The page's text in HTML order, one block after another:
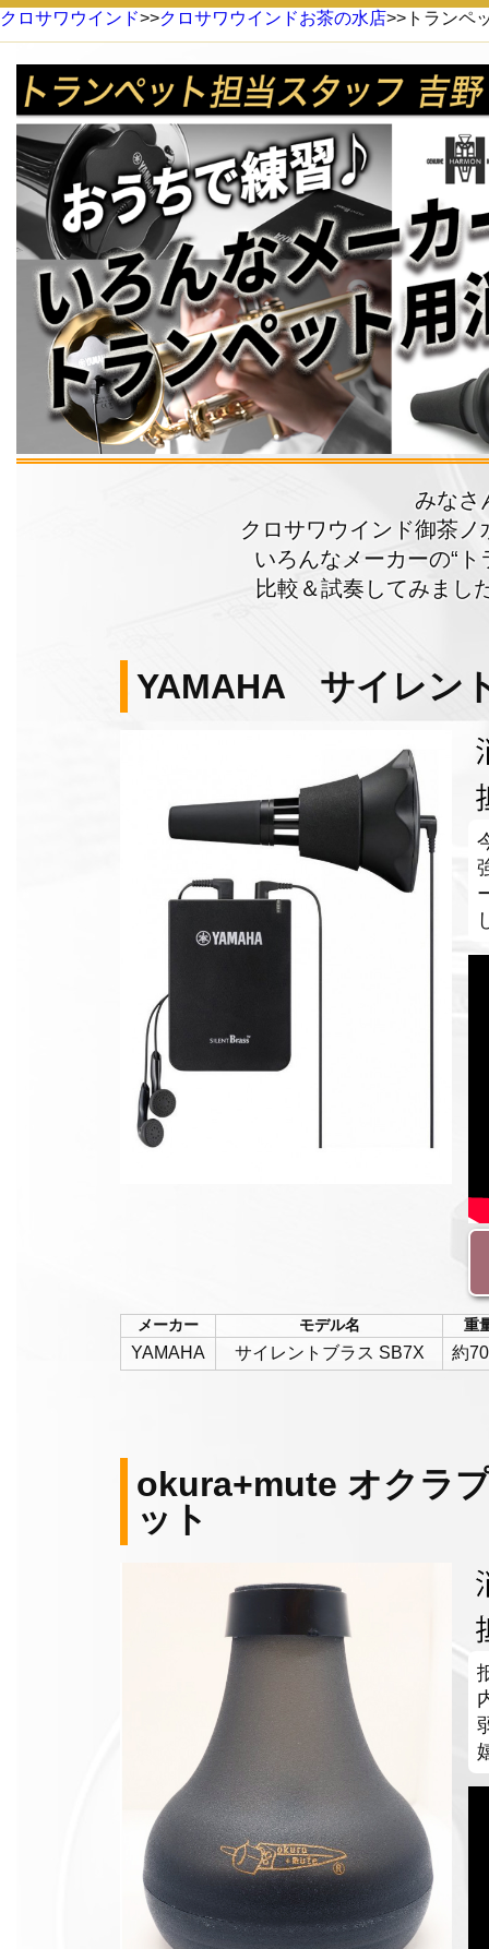
クロサワウインド>>クロサワウインドお茶の水店>>トランペ
みなさ
クロサワウインド御茶
いろんなメーカーの“
比較＆試奏してみまし
YAMAHA サイレン
メーカー モデル名 重
YAMAHA サイレントブラス SB7X 約
okura+mute オクラ
ット